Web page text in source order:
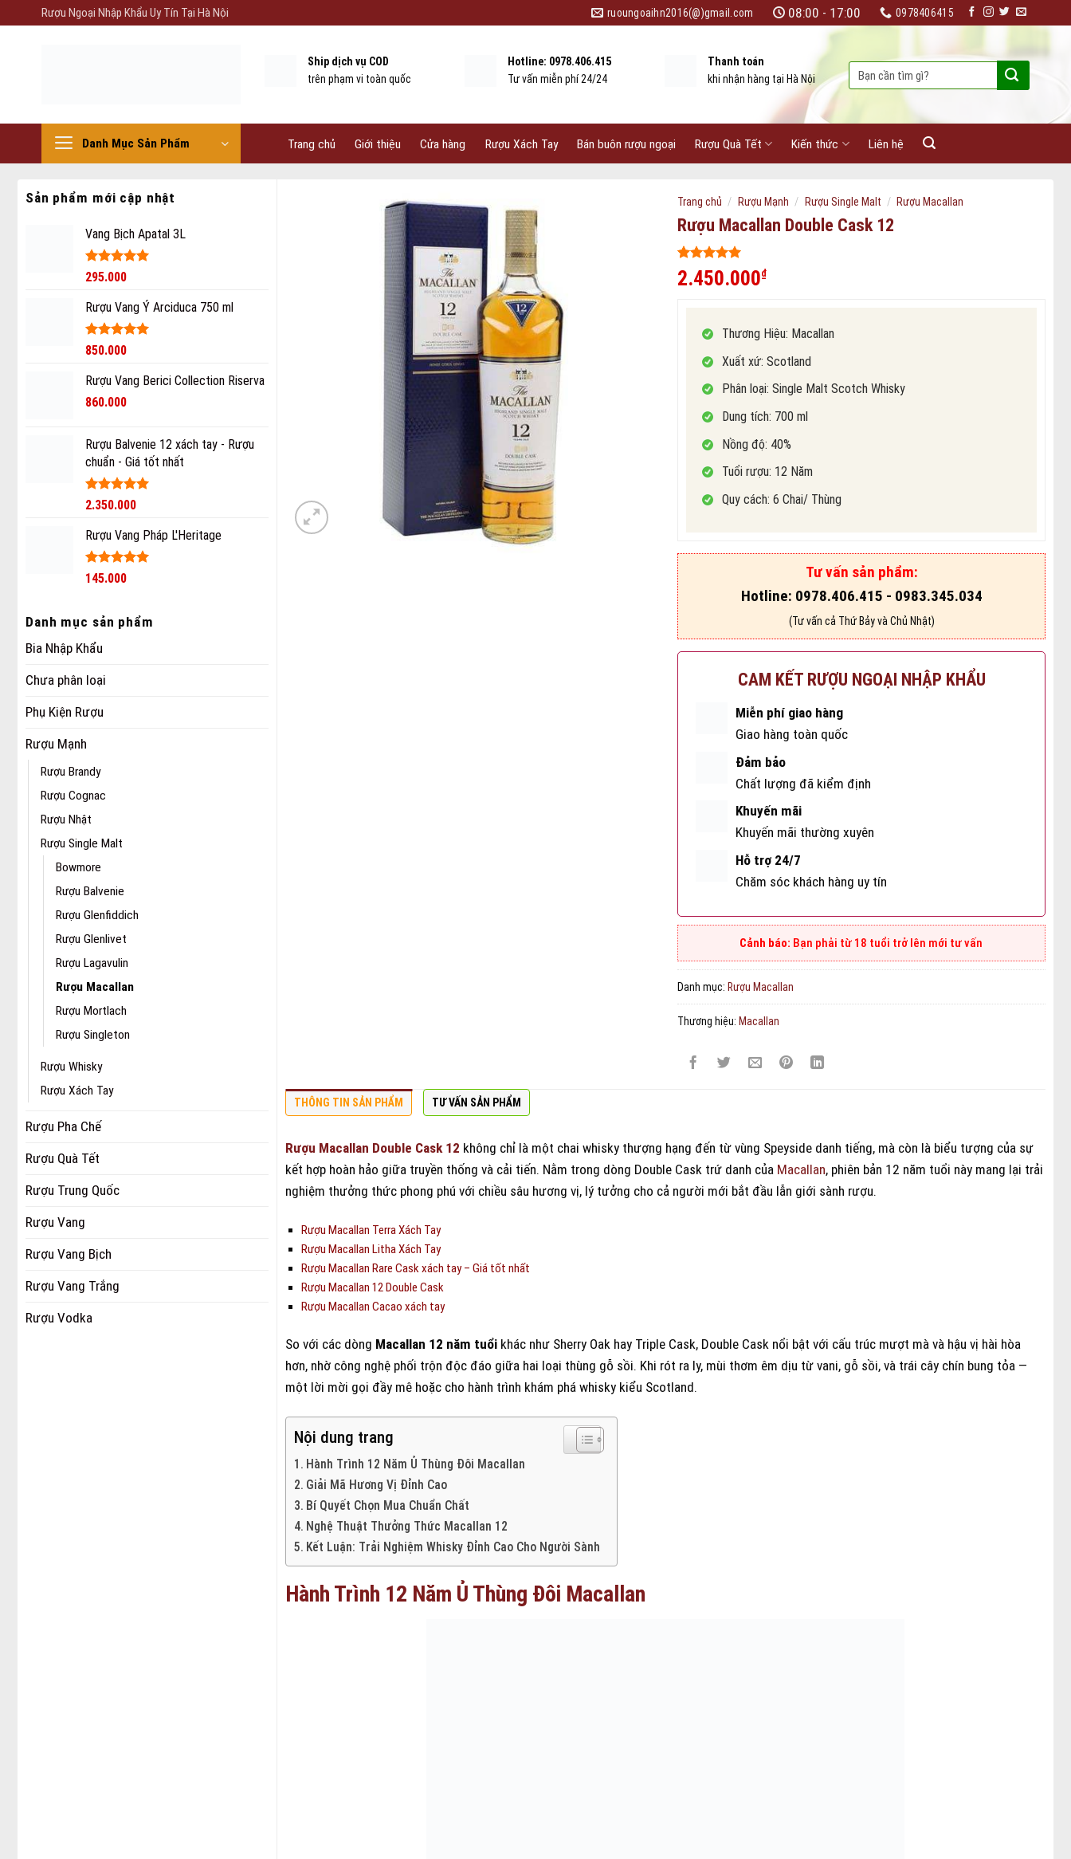
Rượu Ngoại Nhập Khẩu Uy Tín Tại Hà Nội ruoungoaihn2016(@)gmail.com 08:00 - 17:00 0978406415
Ship dịch vụ COD
trên phạm vi toàn quốc
Hotline: 0978.406.415
Tư vấn miễn phí 24/24
Thanh toán
khi nhận hàng tại Hà Nội
Tìm
kiếm:
Danh Mục Sản Phẩm Trang chủ Giới thiệu Cửa hàng Rượu Xách Tay Bán buôn rượu ngoại Rượu Quà Tết Kiến thức Liên hệ
Sản phẩm mới cập nhật
Vang Bịch Apatal 3L
Được xếp
sao
295.000
Rượu Vang Ý Arciduca 750 ml
Được xếp
sao
850.000
Rượu Vang Berici Collection Riserva
860.000
Rượu Balvenie 12 xách tay - Rượu
chuẩn - Giá tốt nhất
Được xếp
sao
2.350.000
Rượu Vang Pháp L'Heritage
Được xếp
145.000
Danh mục sản phẩm
Bia Nhập Khẩu
Chưa phân loại
Phụ Kiện Rượu
Rượu Mạnh
Rượu Brandy
Rượu Cognac
Rượu Nhật
Rượu Single Malt
Bowmore
Rượu Balvenie
Rượu Glenfiddich
Rượu Glenlivet
Rượu Lagavulin
Rượu Macallan
Rượu Mortlach
Rượu Singleton
Rượu Whisky
Rượu Xách Tay
Rượu Pha Chế
Rượu Quà Tết
Rượu Trung Quốc
Rượu Vang
Rượu Vang Bịch
Rượu Vang Trắng
Rượu Vodka
Trang chủ / Rượu Mạnh / Rượu Single Malt / Rượu Macallan
Rượu Macallan Double Cask 12
5trên 5
dựa trên
424
2.450.000₫
Thương Hiệu: Macallan
Xuất xứ: Scotland
Phân loại: Single Malt Scotch Whisky
Dung tích: 700 ml
Nồng độ: 40%
Tuổi rượu: 12 Năm
Quy cách: 6 Chai/ Thùng
Tư vấn sản phẩm:
Hotline: 0978.406.415 - 0983.345.034
(Tư vấn cả Thứ Bảy và Chủ Nhật)
CAM KẾT RƯỢU NGOẠI NHẬP KHẨU
Miễn phí giao hàng
Giao hàng toàn quốc
Đảm bảo
Chất lượng đã kiểm định
Khuyến mãi
Khuyến mãi thường xuyên
Hỗ trợ 24/7
Chăm sóc khách hàng uy tín
Bạn phải từ 18 tuổi trở lên mới tư vấn
Danh mục: Rượu Macallan
Thương hiệu: Macallan
THÔNG TIN SẢN PHẨM TƯ VẤN SẢN PHẨM
Rượu Macallan Double Cask 12 không chỉ là một chai whisky thượng hạng đến từ vùng Speyside danh tiếng, mà còn là biểu tượng của sự
kết hợp hoàn hảo giữa truyền thống và cải tiến. Nằm trong dòng Double Cask trứ danh của Macallan, phiên bản 12 năm tuổi này mang lại trải
nghiệm thưởng thức phong phú với chiều sâu hương vị, lý tưởng cho cả người mới bắt đầu lẫn giới sành rượu.
Rượu Macallan Terra Xách Tay
Rượu Macallan Litha Xách Tay
Rượu Macallan Rare Cask xách tay – Giá tốt nhất
Rượu Macallan 12 Double Cask
Rượu Macallan Cacao xách tay
So với các dòng Macallan 12 năm tuổi khác như Sherry Oak hay Triple Cask, Double Cask nổi bật với cấu trúc mượt mà và hậu vị hài hòa
hơn, nhờ công nghệ phối trộn độc đáo giữa hai loại thùng gỗ sồi. Khi rót ra ly, mùi thơm êm dịu từ vani, gỗ sồi, và trái cây chín bung tỏa —
một lời mời gọi đầy mê hoặc cho hành trình khám phá whisky kiểu Scotland.
Nội dung trang
Hành Trình 12 Năm Ủ Thùng Đôi Macallan
Giải Mã Hương Vị Đỉnh Cao
Bí Quyết Chọn Mua Chuẩn Chất
Nghệ Thuật Thưởng Thức Macallan 12
Kết Luận: Trải Nghiệm Whisky Đỉnh Cao Cho Người Sành
Hành Trình 12 Năm Ủ Thùng Đôi Macallan